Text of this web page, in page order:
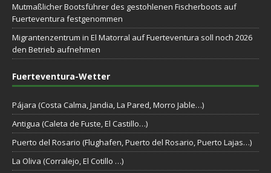
Mutmaßlicher Bootsführer des gestohlenen Fischerboots auf
Fuerteventura festgenommen
Migrantenzentrum in El Matorral auf Fuerteventura soll noch 2026
den Betrieb aufnehmen
Fuerteventura-Wetter
Pájara (Costa Calma, Jandia, La Pared, Morro Jable…)
Antigua (Caleta de Fuste, El Castillo…)
Puerto del Rosario (Flughafen, Puerto del Rosario, Puerto Lajas…)
La Oliva (Corralejo, El Cotillo …)